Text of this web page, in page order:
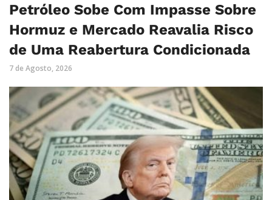
Petróleo Sobe Com Impasse Sobre
Hormuz e Mercado Reavalia Risco
de Uma Reabertura Condicionada
7 de Agosto, 2026